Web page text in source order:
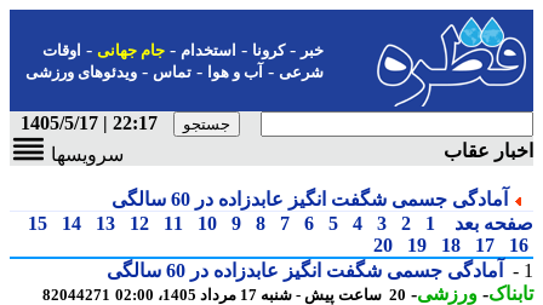
-کرونا-استخدام- جام جهانی-اوقات
شرعی-آب و هوا-تماس-ویدئوهای ورزشی
22:17 | 1405/5/17
عقاب
سرویسها
آمادگی جسمی شگفت انگیز عابدزاده در 60 سالگی
بعد
1
2
3
4
5
6
7
8
9
10
11
12
13
14
15
17
18
19
20
آمادگی جسمی شگفت انگیز عابدزاده در 60 سالگی
-ورزشی-20 ساعت پیش - شنبه 17 مرداد 1405، 02:00 82044271